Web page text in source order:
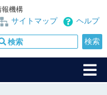
報機構
ヘルプ
サイトマップ